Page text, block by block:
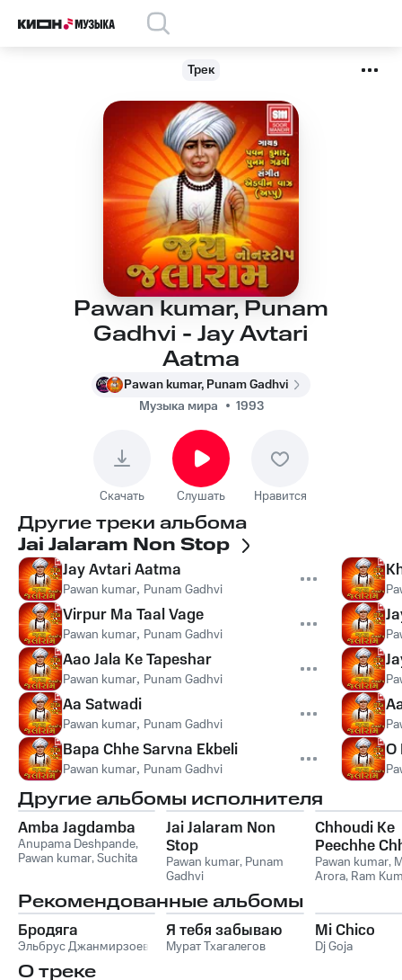
Трек
Pawan kumar, Punam
Gadhvi - Jay Avtari
Aatma
Pawan kumar, Punam Gadhvi
Музыка мира
1993
Скачать Слушать Нравится
Другие треки альбома
Jai Jalaram Non Stop
Jay Avtari Aatma
Pawan kumar, Punam Gadhvi
Virpur Ma Taal Vage
Pawan kumar, Punam Gadhvi
Aao Jala Ke Tapeshar
Pawan kumar, Punam Gadhvi
Aa Satwadi
Pawan kumar, Punam Gadhvi
Bapa Chhe Sarvna Ekbeli
Pawan kumar, Punam Gadhvi
O
Другие альбомы исполнителя
Amba Jagdamba
Anupama Deshpande,
Pawan kumar,Suchita
Jai Jalaram Non
Stop
Pawan kumar, Punam
Gadhvi
Chhoudi Ke
Peechhe
Pawan kumar,
Arora, Ram
Рекомендованные альбомы
Бродяга
Эльбрус Джанмирзоев
Я тебя забываю
Мурат Тхагалегов
Mi Chico
Dj Goja
О треке